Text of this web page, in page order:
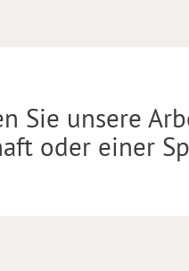
Sie unsere
oder einer